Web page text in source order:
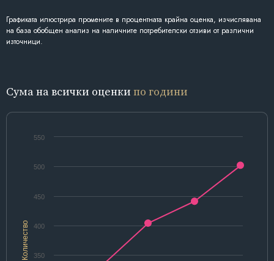
Графиката илюстрира промените в процентната крайна оценка, изчислявана
на база обобщен анализ на наличните потребителски отзиви от различни
източници.
Сума на всички оценки по години
Количество 350
400
450
500
550